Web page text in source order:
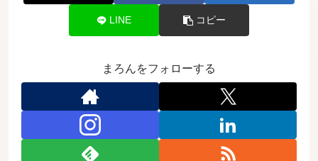
LINE コピー
まろんをフォローする